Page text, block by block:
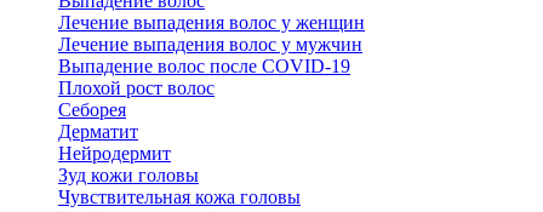
Лечение выпадения волос у женщин
Лечение выпадения волос у мужчин
Выпадение волос после COVID-19
Плохой рост волос
Cеборея
Дерматит
Нейродермит
Зуд кожи головы
Чувствительная кожа головы